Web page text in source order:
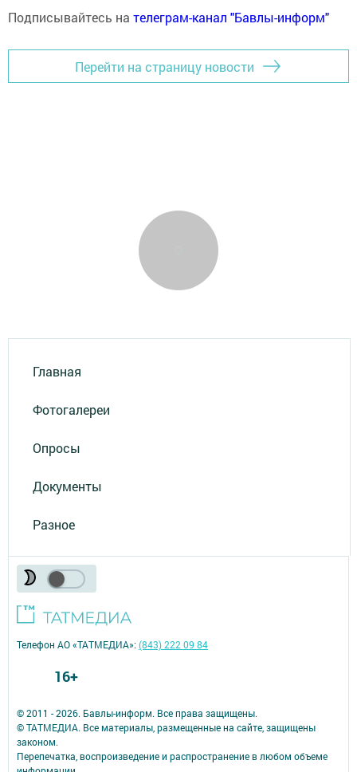
Подписывайтесь на телеграм-канал "Бавлы-информ"
Перейти на страницу новости
Главная
Фотогалереи
Опросы
Документы
Разное
© 2011 - 2026. Бавлы-информ. Все права защищены.
© ТАТМЕДИА. Все материалы, размещенные на сайте, защищены
законом.
Перепечатка, воспроизведение и распространение в любом объеме
Телефон АО «ТАТМЕДИА»:(843) 222 09 84
16+